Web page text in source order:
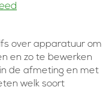
over apparatuur om
en zo te bewerken
de afmeting en met
welk soort